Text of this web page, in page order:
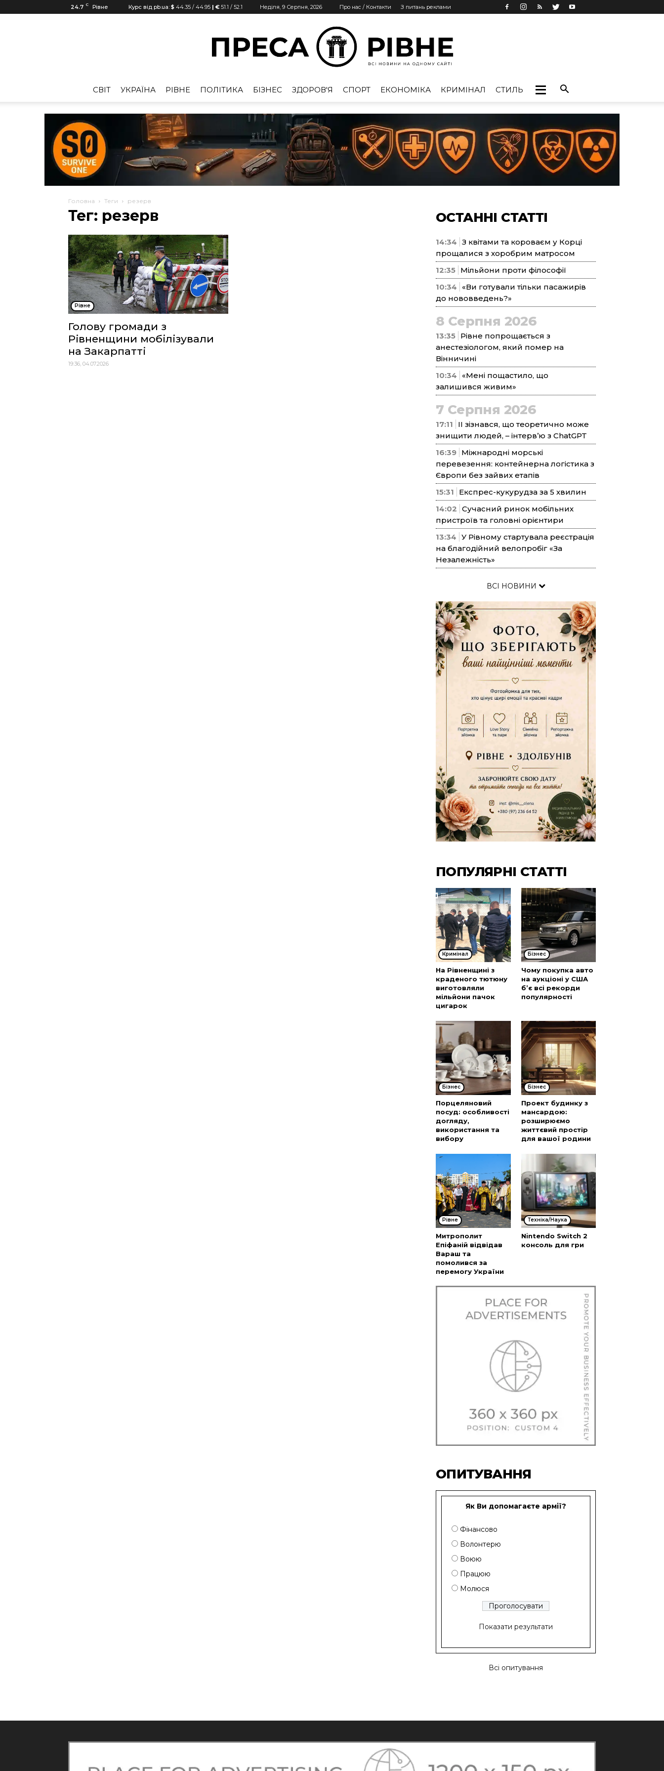
24.7 C Рівне Курс від pb.ua: $ 44.35 / 44.95 | € 51.1 / 52.1 Неділя, 9 Серпня, 2026 Про нас / Контакти З питань реклами
Рівне
CВІТ УКРАЇНА РІВНЕ ПОЛІТИКА БІЗНЕС ЗДОРОВ'Я СПОРТ ЕКОНОМІКА КРИМІНАЛ СТИЛЬ
Головна Теги резерв
Тег: резерв
Рівне
Голову громади з
Рівненщини мобілізували
на Закарпатті
19:36, 04.07.2026
ОСТАННІ СТАТТІ
14:34 З квітами та короваєм у Корці
прощалися з хоробрим матросом
12:35 Мільйони проти філософії
10:34
«Ви готували тільки пасажирів
до нововведень?»
8 Серпня 2026
13:35 Рівне попрощається з
анестезіологом, який помер на
Вінничині
10:34
«Мені пощастило, що
залишився живим»
7 Серпня 2026
17:11
ІІ зізнався, що теоретично може
знищити людей, – інтерв’ю з ChatGPT
16:39 Міжнародні морські
перевезення: контейнерна логістика з
Європи без зайвих етапів
15:31
Експрес-кукурудза за 5 хвилин
14:02 Сучасний ринок мобільних
пристроїв та головні орієнтири
13:34 У Рівному стартувала реєстрація
на благодійний велопробіг «За
Незалежність»
ВСІ НОВИНИ
ПОПУЛЯРНІ СТАТТІ
Кримінал
На Рівненщині з
краденого тютюну
виготовляли
мільйони пачок
цигарок
Бізнес
Чому покупка авто
на аукціоні у США
б’є всі рекорди
популярності
Бізнес
Порцеляновий
посуд: особливості
догляду,
використання та
вибору
Бізнес
Проект будинку з
мансардою:
розширюємо
життєвий простір
для вашої родини
Рівне
Митрополит
Епіфаній відвідав
Вараш та
помолився за
перемогу України
Техніка/Наука
Nintendo Switch 2
консоль для гри
ОПИТУВАННЯ
Як Ви допомагаєте армії?
Фінансово
Волонтерю
Воюю
Працюю
Молюся
Показати результати
Всі опитування